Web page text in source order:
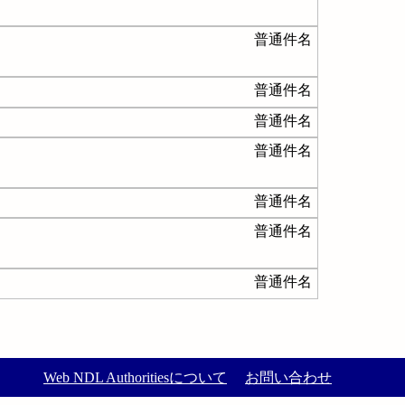
普通件名
普通件名
普通件名
普通件名
普通件名
普通件名
普通件名
Web NDL Authoritiesについて お問い合わせ